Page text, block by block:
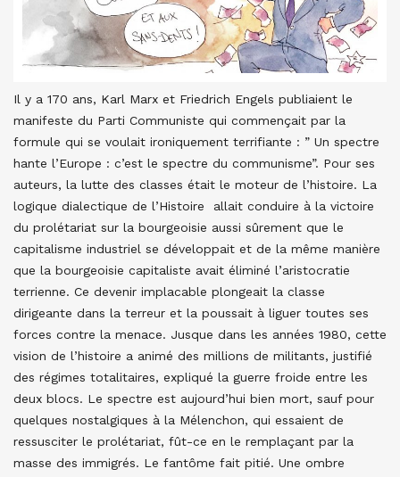
Il y a 170 ans, Karl Marx et Friedrich Engels publiaient le
manifeste du Parti Communiste qui commençait par la
formule qui se voulait ironiquement terrifiante : ” Un spectre
hante l’Europe : c’est le spectre du communisme”. Pour ses
auteurs, la lutte des classes était le moteur de l’histoire. La
logique dialectique de l’Histoire allait conduire à la victoire
du prolétariat sur la bourgeoisie aussi sûrement que le
capitalisme industriel se développait et de la même manière
que la bourgeoisie capitaliste avait éliminé l’aristocratie
terrienne. Ce devenir implacable plongeait la classe
dirigeante dans la terreur et la poussait à liguer toutes ses
forces contre la menace. Jusque dans les années 1980, cette
vision de l’histoire a animé des millions de militants, justifié
des régimes totalitaires, expliqué la guerre froide entre les
deux blocs. Le spectre est aujourd’hui bien mort, sauf pour
quelques nostalgiques à la Mélenchon, qui essaient de
ressusciter le prolétariat, fût-ce en le remplaçant par la
masse des immigrés. Le fantôme fait pitié. Une ombre